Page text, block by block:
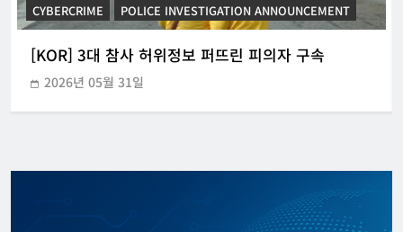
CYBERCRIME POLICE INVESTIGATION ANNOUNCEMENT
[KOR] 3대 참사 허위정보 퍼뜨린 피의자 구속
2026년 05월 31일